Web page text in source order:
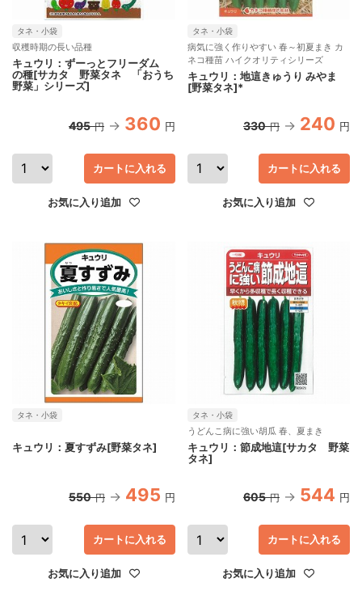
タネ・小袋
収穫時期の長い品種
キュウリ：ずーっとフリーダム
の種[サカタ 野菜タネ 「おうち
野菜」シリーズ]
495 円 360 円
カートに入れる
お気に入り追加
タネ・小袋
病気に強く作りやすい 春～初夏まき カ
ネコ種苗 ハイクオリティシリーズ
キュウリ：地這きゅうり みやま
[野菜タネ]*
330 円 240 円
カートに入れる
お気に入り追加
タネ・小袋
キュウリ：夏すずみ[野菜タネ]
550 円 495 円
カートに入れる
お気に入り追加
タネ・小袋
うどんこ病に強い胡瓜 春、夏まき
キュウリ：節成地這[サカタ 野菜
タネ]
605 円 544 円
カートに入れる
お気に入り追加